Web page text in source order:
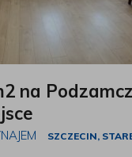
na
SZCZECIN,